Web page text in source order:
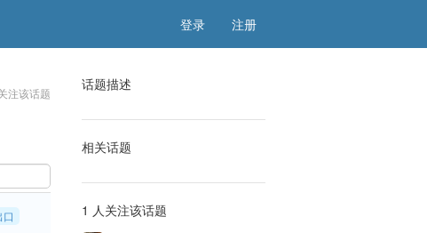
注册
登录
注该话题
话题描述
相关话题
1 人关注该话题